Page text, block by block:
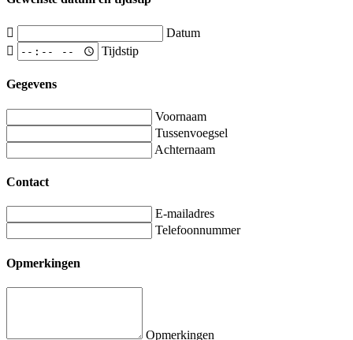
Datum
Tijdstip
Gegevens
Voornaam
Tussenvoegsel
Achternaam
Contact
E-mailadres
Telefoonnummer
Opmerkingen
Opmerkingen